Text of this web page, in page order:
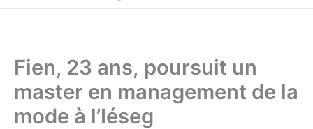
Fien, 23 ans, poursuit un
master en management de la
mode à l’Iéseg